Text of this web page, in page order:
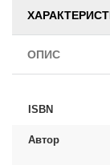
ОПИС
ISBN
Автор